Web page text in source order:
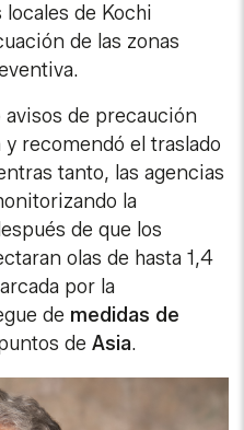
de Kochi
de las zonas
de precaución
recomendó el traslado
tanto, las agencias
la
de que los
olas de hasta 1,4
por la
de medidas de
de Asia.